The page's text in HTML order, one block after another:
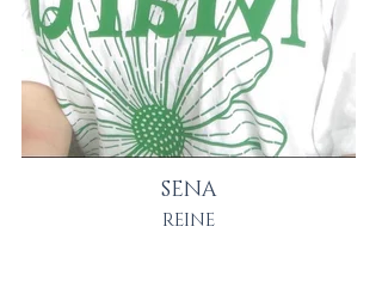
SENA
REINE